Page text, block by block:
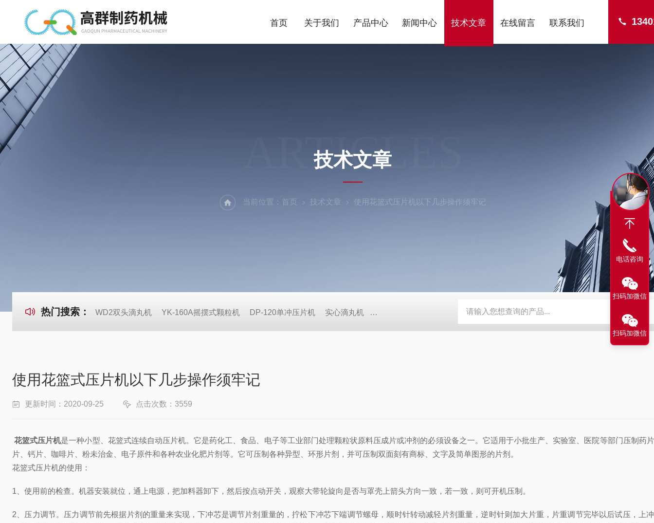
首页 关于我们 产品中心 新闻中心 技术文章 在线留言 联系我们
ARTICLES
技术文章
当前位置： 首页 技术文章 使用花篮式压片机以下几步操作须牢记
热门搜索： WD2双头滴丸机 YK-160A摇摆式颗粒机 DP-120单冲压片机 实心滴丸机 BY荸荠式糖衣机 BY-800\BY-1000八角糖衣机 DW-1滴丸机 DMH对开门干
使用花篮式压片机以下几步操作须牢记
更新时间：2020-09-25 点击次数：3559
花篮式压片机是一种小型、花篮式连续自动压片机。它是药化工、食品、电子等工业部门处理颗粒状原料压成片或冲剂的必须设备之一。它适用于小批生产、实验室、医院等部门压制药
片、钙片、咖啡片、粉未治金、电子原件和各种农业化肥片剂等。它可压制各种异型、环形片剂，并可压制双面刻有商标、文字及简单图形的片剂。
花篮式压片机的使用：
1、使用前的检查。机器安装就位，通上电源，把加料器卸下，然后按点动开关，观察大带轮旋向是否与罩壳上箭头方向一致，若一致，则可开机压制。
2、压力调节。压力调节前先根据片剂的重量来实现，下冲芯是调节片剂重量的，拧松下冲芯下端调节螺母，顺时针转动减轻片剂重量，逆时针则加大片重，片重调节完毕以后试压，上
电话咨询
扫码加微信
扫码加微信